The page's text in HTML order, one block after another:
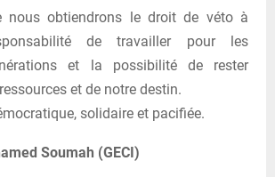
nous obtiendrons le droit de véto à
de travailler pour les
et la possibilité de rester
et de notre destin.
solidaire et pacifiée.
Soumah (GECI)